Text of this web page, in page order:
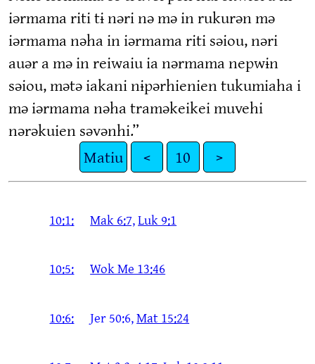
iərmama riti tɨ nəri nə mə in rukurən mə
iərmama nəha in iərmama riti səiou, nəri
auər a mə in reiwaiu ia nərmama nepwɨn
səiou, mətə iakani nɨpərhienien tukumiaha i
mə iərmama nəha traməkeikei muvehi
nərəkuien səvənhi.”
Matiu
< 10 >
10:1: Mak 6:7,Luk 9:1
10:5: Wok Me 13:46
10:6: Jer 50:6,Mat 15:24